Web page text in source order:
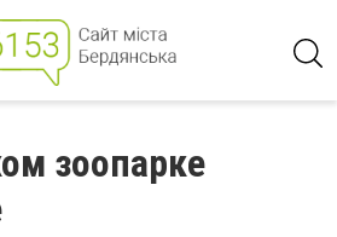
зоопарке